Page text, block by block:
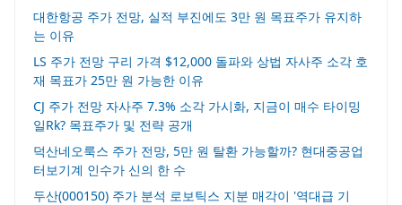
대한항공 주가 전망, 실적 부진에도 3만 원 목표주가 유지하
는 이유
LS 주가 전망 구리 가격 $12,000 돌파와 상법 자사주 소각 호
재 목표가 25만 원 가능한 이유
CJ 주가 전망 자사주 7.3% 소각 가시화, 지금이 매수 타이밍
일Rk? 목표주가 및 전략 공개
덕산네오룩스 주가 전망, 5만 원 탈환 가능할까? 현대중공업
터보기계 인수가 신의 한 수
두산(000150) 주가 분석 로보틱스 지분 매각이 '역대급 기